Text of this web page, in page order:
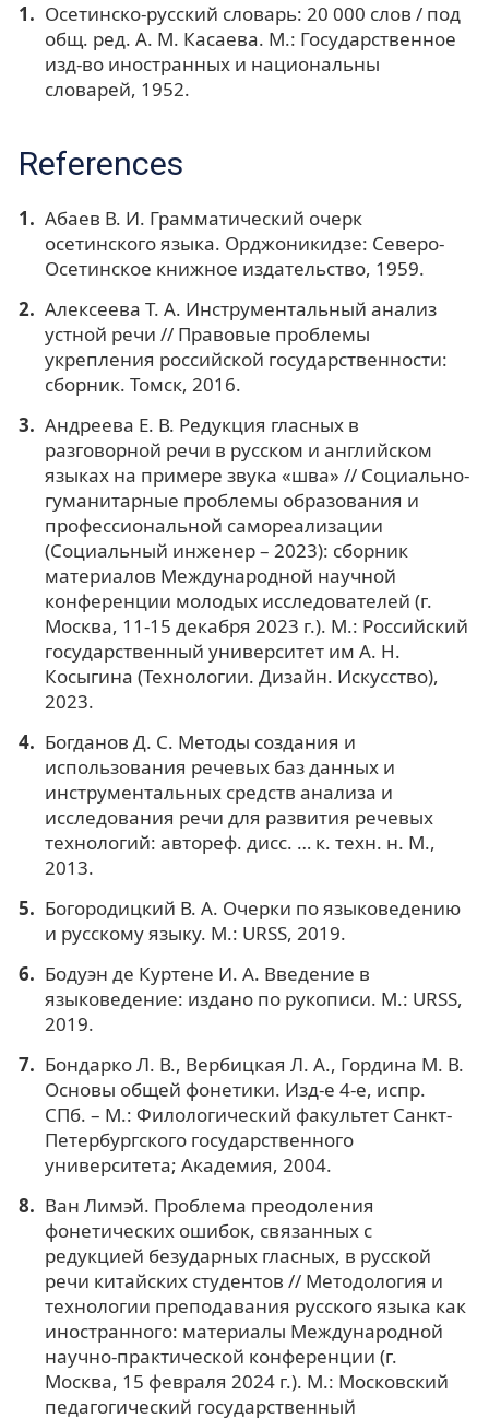
Осетинско-русский словарь: 20 000 слов / под
общ. ред. А. М. Касаева. М.: Государственное
изд-во иностранных и национальны
словарей, 1952.
References
Абаев В. И. Грамматический очерк
осетинского языка. Орджоникидзе: Северо-
Осетинское книжное издательство, 1959.
Алексеева Т. А. Инструментальный анализ
устной речи // Правовые проблемы
укрепления российской государственности:
сборник. Томск, 2016.
Андреева Е. В. Редукция гласных в
разговорной речи в русском и английском
языках на примере звука «шва» // Социально-
гуманитарные проблемы образования и
профессиональной самореализации
(Социальный инженер – 2023): сборник
материалов Международной научной
конференции молодых исследователей (г.
Москва, 11-15 декабря 2023 г.). М.: Российский
государственный университет им А. Н.
Косыгина (Технологии. Дизайн. Искусство),
2023.
Богданов Д. С. Методы создания и
использования речевых баз данных и
инструментальных средств анализа и
исследования речи для развития речевых
технологий: автореф. дисс. … к. техн. н. М.,
2013.
Богородицкий В. А. Очерки по языковедению
и русскому языку. М.: URSS, 2019.
Бодуэн де Куртене И. А. Введение в
языковедение: издано по рукописи. М.: URSS,
2019.
Бондарко Л. В., Вербицкая Л. А., Гордина М. В.
Основы общей фонетики. Изд-е 4-е, испр.
СПб. – М.: Филологический факультет Санкт-
Петербургского государственного
университета; Академия, 2004.
Ван Лимэй. Проблема преодоления
фонетических ошибок, связанных с
редукцией безударных гласных, в русской
речи китайских студентов // Методология и
технологии преподавания русского языка как
иностранного: материалы Международной
научно-практической конференции (г.
Москва, 15 февраля 2024 г.). М.: Московский
педагогический государственный